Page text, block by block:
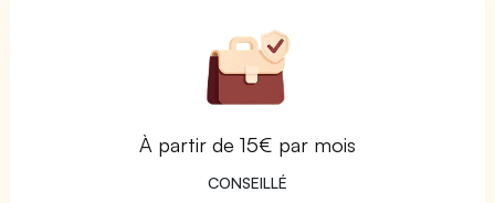
À partir de 15€ par mois
CONSEILLÉ